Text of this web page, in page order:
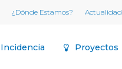
¿Dónde Estamos? Actualidad
Incidencia Proyectos